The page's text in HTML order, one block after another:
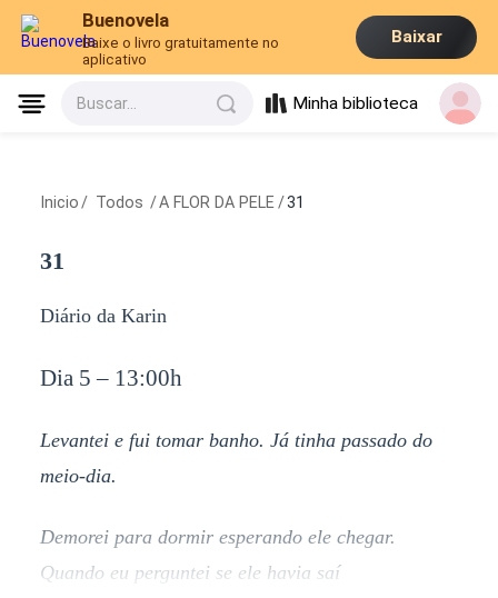
Buenovela
Baixe o livro gratuitamente no
aplicativo
Baixar
Buscar... Minha biblioteca
Inicio / Todos /A FLOR DA PELE /31
31
Diário da Karin
Dia 5 – 13:00h
Levantei e fui tomar banho. Já tinha passado do
meio-dia.
Demorei para dormir esperando ele chegar.
Quando eu perguntei se ele havia saí